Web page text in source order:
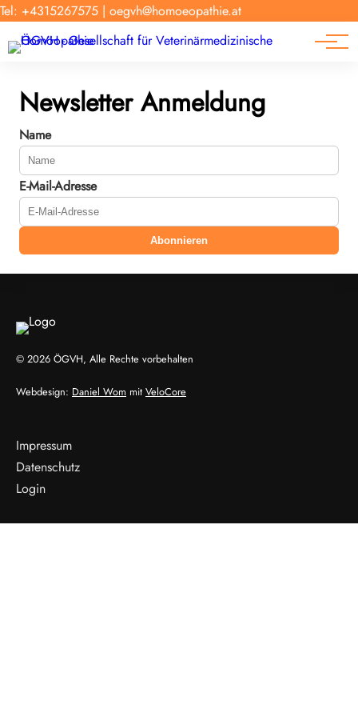
Tel: +4315267575 | oegvh@homoeopathie.at
Tierarzt-Suche
Forschung
News
Links
Newsletter Anmeldung
Name
E-Mail-Adresse
Abonnieren
© 2026 ÖGVH, Alle Rechte vorbehalten
Webdesign: Daniel Wom mit VeloCore
Impressum
Datenschutz
Login